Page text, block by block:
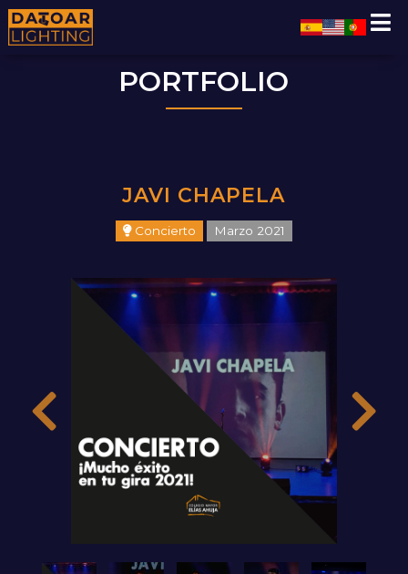
PORTFOLIO
JAVI CHAPELA
Concierto Marzo 2021